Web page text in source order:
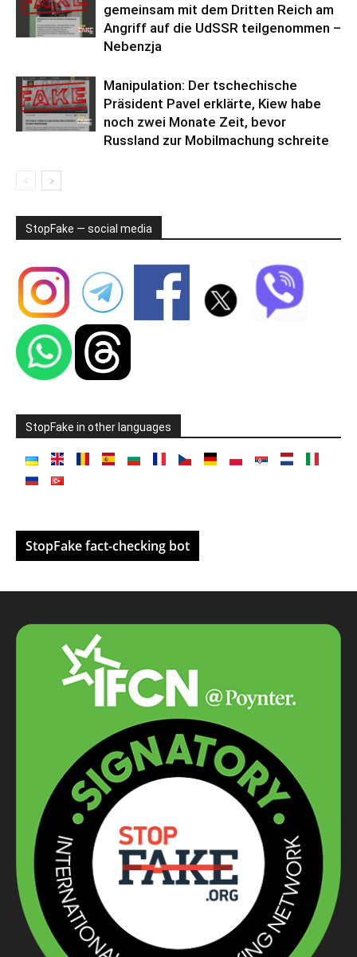
gemeinsam mit dem Dritten Reich am
Angriff auf die UdSSR teilgenommen –
Nebenzja
Manipulation: Der tschechische
Präsident Pavel erklärte, Kiew habe
noch zwei Monate Zeit, bevor
Russland zur Mobilmachung schreite
StopFake — social media
StopFake in other languages
StopFake fact-checking bot